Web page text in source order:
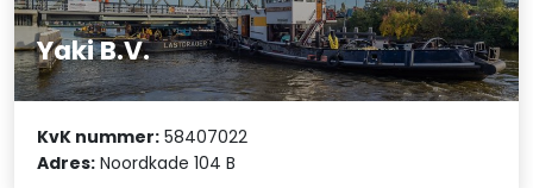
Yaki B.V.
KvK nummer: 58407022
Adres: Noordkade 104 B